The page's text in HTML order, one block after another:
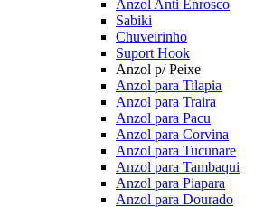
Anzol Anti Enrosco
Sabiki
Chuveirinho
Suport Hook
Anzol p/ Peixe
Anzol para Tilapia
Anzol para Traira
Anzol para Pacu
Anzol para Corvina
Anzol para Tucunare
Anzol para Tambaqui
Anzol para Piapara
Anzol para Dourado